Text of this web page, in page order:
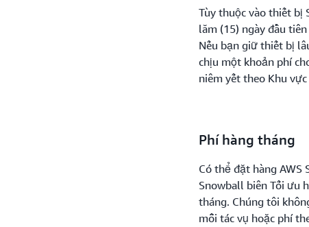
Tùy thuộc vào thiết bị
lăm (15) ngày đầu
Nếu bạn giữ thiết bị
chịu một khoản phí
niêm yết theo Khu
Phí hàng tháng
Có thể đặt hàng AWS
Snowball biên Tối ưu
tháng. Chúng tôi
mỗi tác vụ hoặc phí